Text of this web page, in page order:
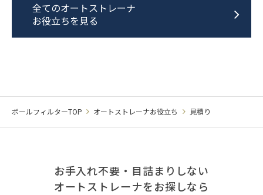
全てのオートストレーナ
お役立ちを見る
ボールフィルターTOP オートストレーナお役立ち 見積り
お手入れ不要・目詰まりしない
オートストレーナをお探しなら